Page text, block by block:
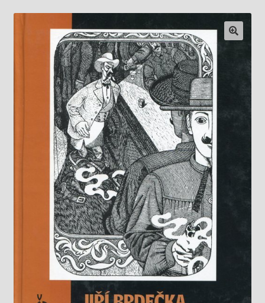
Predplatné
Pripravujeme
Knižný klub